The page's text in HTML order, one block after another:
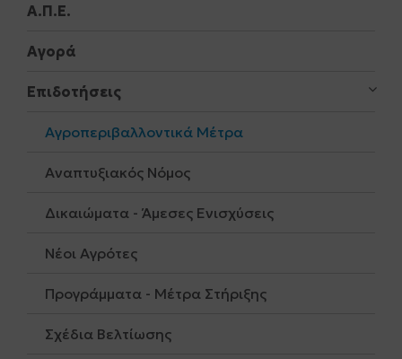
Α.Π.Ε.
Αγορά
Επιδοτήσεις
Αγροπεριβαλλοντικά Μέτρα
Αναπτυξιακός Νόμος
Δικαιώματα - Άμεσες Ενισχύσεις
Νέοι Αγρότες
Προγράμματα - Μέτρα Στήριξης
Σχέδια Βελτίωσης